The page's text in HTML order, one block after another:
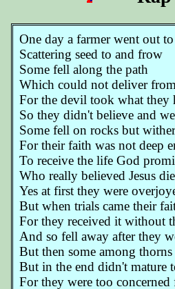
One day a farmer went out
Scattering seed to and frow
Some fell along the path
Which could not deliver
For the devil took what they
So they didn't believe and
Some fell on rocks but
For their faith was not deep
To receive the life God
Who really believed Jesus
Yes at first they were
But when trials came their
For they received it without
And so fell away after they
But then some among
But in the end didn't mature
For they were too